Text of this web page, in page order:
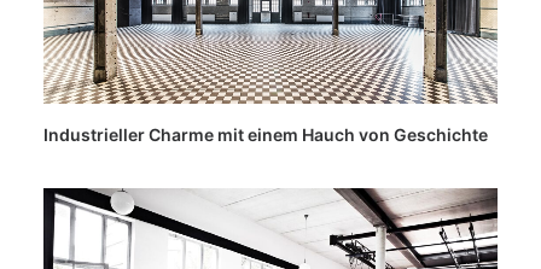
Industrieller Charme mit einem Hauch von Geschichte